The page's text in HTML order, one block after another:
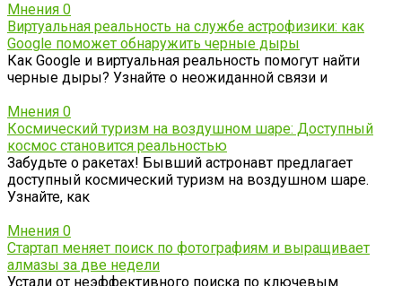
Мнения 0
Виртуальная реальность на службе астрофизики: как
Google поможет обнаружить черные дыры
Как Google и виртуальная реальность помогут найти
черные дыры? Узнайте о неожиданной связи и
Мнения 0
Космический туризм на воздушном шаре: Доступный
космос становится реальностью
Забудьте о ракетах! Бывший астронавт предлагает
доступный космический туризм на воздушном шаре.
Узнайте, как
Мнения 0
Стартап меняет поиск по фотографиям и выращивает
алмазы за две недели
Устали от неэффективного поиска по ключевым